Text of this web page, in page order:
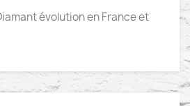
évolution en France et